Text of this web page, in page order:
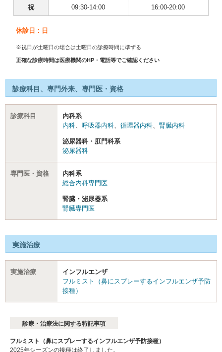
祝 09:30-14:00 16:00-20:00
休診日：日
※祝日が土曜日の場合は土曜日の診療時間に準ずる
正確な診療時間は医療機関のHP・電話等でご確認ください
診療科目、専門外来、専門医・資格
診療科目
内科系
内科
呼吸器内科 循環器内科 腎臓内科
泌尿器科・肛門科系
泌尿器科
専門医・資格
内科系
総合内科専門医
腎臓・泌尿器系
腎臓専門医
実施治療
実施治療
インフルエンザ
フルミスト（鼻にスプレーするインフルエンザ予防
接種）
診療・治療法に関する特記事項
フルミスト（鼻にスプレーするインフルエンザ予防接種）
2025年シーズンの接種は終了しました。